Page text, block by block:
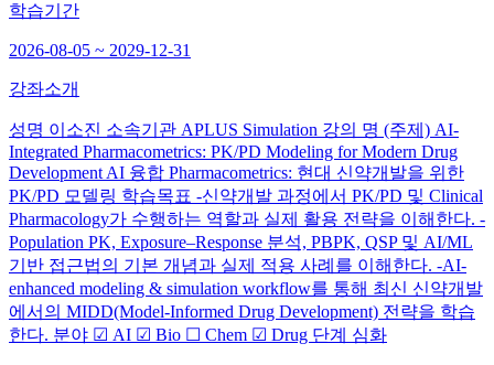
학습기간
2026-08-05 ~ 2029-12-31
강좌소개
성명 이소진 소속기관 APLUS Simulation 강의 명 (주제) AI-
Integrated Pharmacometrics: PK/PD Modeling for Modern Drug
Development AI 융합 Pharmacometrics: 현대 신약개발을 위한
PK/PD 모델링 학습목표 -신약개발 과정에서 PK/PD 및 Clinical
Pharmacology가 수행하는 역할과 실제 활용 전략을 이해한다. -
Population PK, Exposure–Response 분석, PBPK, QSP 및 AI/ML
기반 접근법의 기본 개념과 실제 적용 사례를 이해한다. -AI-
enhanced modeling & simulation workflow를 통해 최신 신약개발
에서의 MIDD(Model-Informed Drug Development) 전략을 학습
한다. 분야 ☑ AI ☑ Bio ☐ Chem ☑ Drug 단계 심화